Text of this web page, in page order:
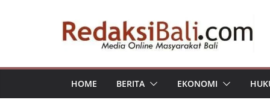
HOME BERITA EKONOMI